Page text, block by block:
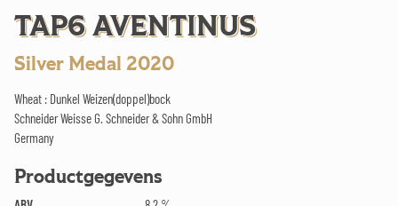
TAP6 AVENTINUS
Silver Medal 2020
Wheat : Dunkel Weizen(doppel)bock
Schneider Weisse G. Schneider & Sohn GmbH
Germany
Productgegevens